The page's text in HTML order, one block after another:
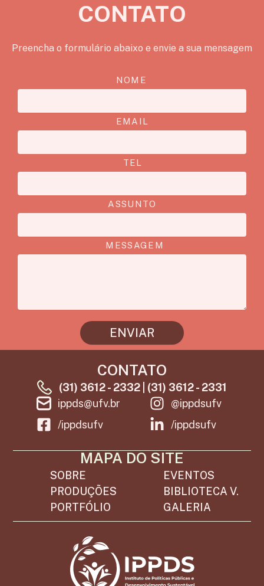
CONTATO
Preencha o formulário abaixo e envie a sua mensagem
NOME
EMAIL
TEL
ASSUNTO
MESSAGEM
ENVIAR
CONTATO
(31) 3612 - 2332 | (31) 3612 - 2331
ippds@ufv.br
/ippdsufv
@ippdsufv
/ippdsufv
MAPA DO SITE
SOBRE
PRODUÇÕES
PORTFÓLIO
EVENTOS
BIBLIOTECA V.
GALERIA